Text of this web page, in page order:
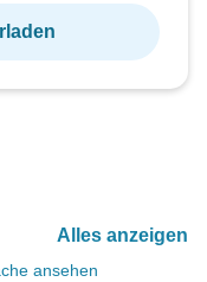
Alles anzeigen
ansehen